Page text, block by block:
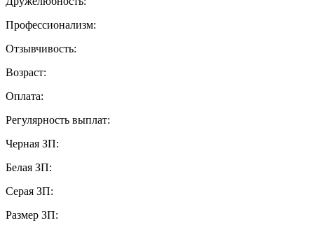
Профессионализм:
Отзывчивость:
Возраст:
Оплата:
Регулярность выплат:
Черная ЗП:
Белая ЗП:
Серая ЗП:
Размер ЗП: